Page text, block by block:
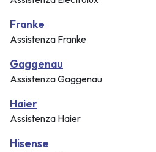
Franke
Assistenza Franke
Gaggenau
Assistenza Gaggenau
Haier
Assistenza Haier
Hisense